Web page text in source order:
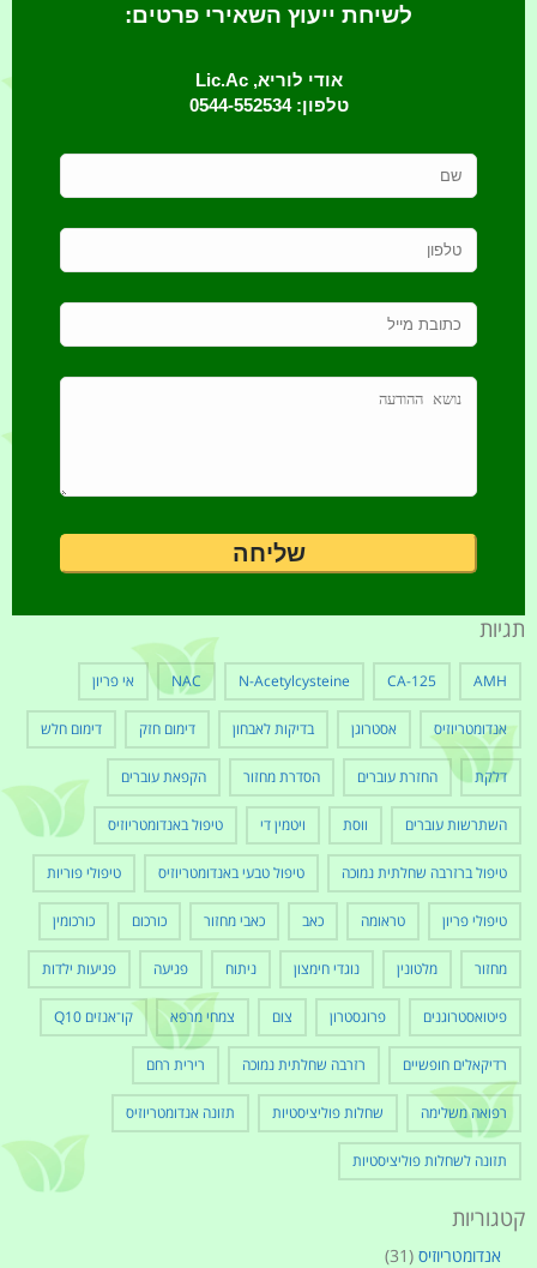
לשיחת ייעוץ השאירי פרטים:
אודי לוריא, Lic.Ac
טלפון: 0544-552534
תגיות
AMH
CA-125
N-Acetylcysteine
NAC אי פריון
אנדומטריוזיס אסטרוגן בדיקות לאבחון דימום חזק דימום חלש
דלקת החזרת עוברים הסדרת מחזור הקפאת עוברים
השתרשות עוברים ווסת ויטמין די טיפול באנדומטריוזיס
טיפול ברזרבה שחלתית נמוכה טיפול טבעי באנדומטריוזיס טיפולי פוריות
טיפולי פריון טראומה כאב כאבי מחזור כורכום כורכומין
מחזור מלטונין נוגדי חימצון ניתוח פגיעה פגיעות ילדות
פיטואסטרוגנים פרוגסטרון צום צמחי מרפא קו־אנזים Q10
רדיקאלים חופשיים רזרבה שחלתית נמוכה רירית רחם
רפואה משלימה שחלות פוליציסטיות תזונה אנדומטריוזיס
תזונה לשחלות פוליציסטיות
קטגוריות
אנדומטריוזיס (31)